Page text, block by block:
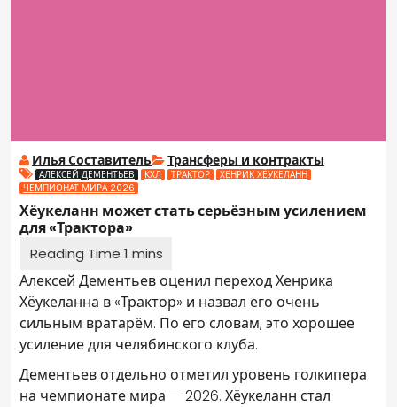
Илья Составитель Трансферы и контракты
АЛЕКСЕЙ ДЕМЕНТЬЕВ КХЛ ТРАКТОР
ХЕНРИК ХЁУКЕЛАНН
ЧЕМПИОНАТ МИРА 2026
Хёукеланн может стать серьёзным усилением
для «Трактора»
Алексей Дементьев оценил переход Хенрика
Хёукеланна в «Трактор» и назвал его очень
сильным вратарём. По его словам, это хорошее
усиление для челябинского клуба.
Дементьев отдельно отметил уровень голкипера
на чемпионате мира — 2026. Хёукеланн стал